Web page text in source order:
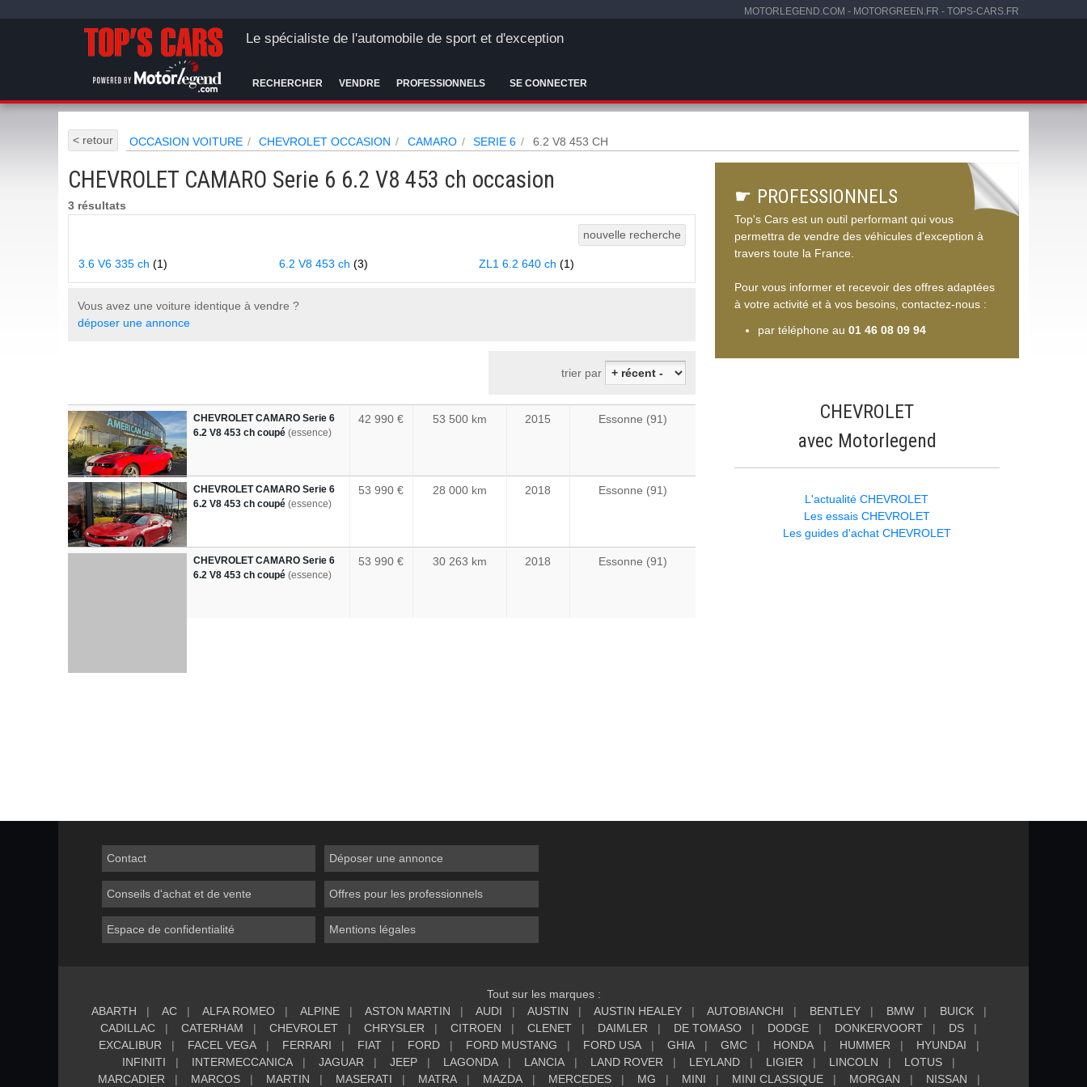
MOTORLEGEND.COM - MOTORGREEN.FR - TOPS-CARS.FR
Le spécialiste de l'automobile de sport et d'exception
RECHERCHER VENDRE PROFESSIONNELS SE CONNECTER
< retour OCCASION VOITURE CHEVROLET OCCASION CAMARO SERIE 6 6.2 V8 453 CH
CHEVROLET CAMARO Serie 6 6.2 V8 453 ch occasion
3 résultats
nouvelle recherche
3.6 V6 335 ch (1) 6.2 V8 453 ch (3) ZL1 6.2 640 ch (1)
Vous avez une voiture identique à vendre ?
déposer une annonce
CHEVROLET CAMARO Serie 6
6.2 V8 453 ch coupé (essence)
42 990 € 53 500 km 2015 Essonne (91)
CHEVROLET CAMARO Serie 6
6.2 V8 453 ch coupé (essence)
53 990 € 28 000 km 2018 Essonne (91)
CHEVROLET CAMARO Serie 6
6.2 V8 453 ch coupé (essence)
53 990 € 30 263 km 2018 Essonne (91)
☛ PROFESSIONNELS
Top's Cars est un outil performant qui vous
permettra de vendre des véhicules d'exception à
travers toute la France.
Pour vous informer et recevoir des offres adaptées
à votre activité et à vos besoins, contactez-nous :
par téléphone au 01 46 08 09 94
CHEVROLET
avec Motorlegend
L'actualité CHEVROLET
Les essais CHEVROLET
Les guides d'achat CHEVROLET
Contact Déposer une annonce
Conseils d'achat et de vente Offres pour les professionnels
Espace de confidentialité Mentions légales
Tout sur les marques :
ABARTH
AC ALFA ROMEO ALPINE ASTON MARTIN AUDI AUSTIN AUSTIN HEALEY AUTOBIANCHI BENTLEY BMW
BUICK
CADILLAC
CATERHAM CHEVROLET CHRYSLER CITROEN CLENET DAIMLER DE TOMASO DODGE DONKERVOORT
DS
EXCALIBUR
FACEL VEGA FERRARI FIAT FORD FORD MUSTANG FORD USA GHIA GMC HONDA HUMMER
HYUNDAI
INFINITI
INTERMECCANICA JAGUAR JEEP LAGONDA LANCIA LAND ROVER LEYLAND LIGIER LINCOLN
LOTUS
MARCADIER
MARCOS MARTIN MASERATI MATRA MAZDA MERCEDES MG MINI MINI CLASSIQUE MORGAN NISSAN